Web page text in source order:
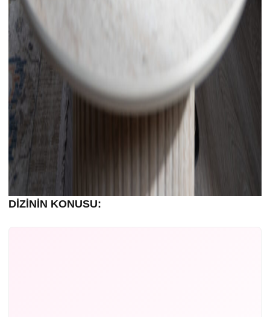
DİZİNİN KONUSU: